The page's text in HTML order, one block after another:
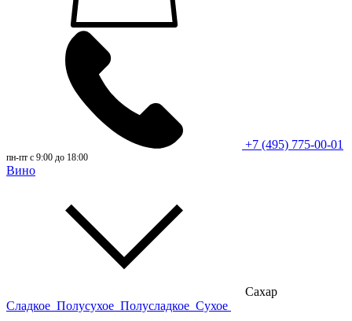
+7 (495) 775-00-01
пн-пт с 9:00 до 18:00
Вино
Сахар
Сладкое Полусухое Полусладкое Сухое